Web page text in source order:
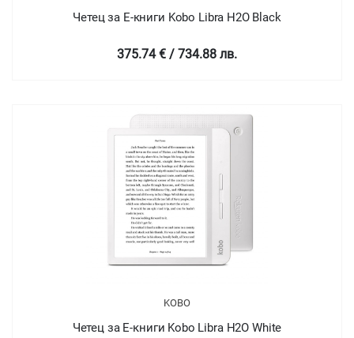
Четец за Е-книги Kobo Libra H2O Black
375.74 € / 734.88 лв.
KOBO
Четец за Е-книги Kobo Libra H2O White